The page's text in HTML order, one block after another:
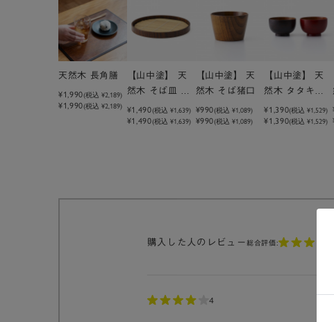
購入した人のレビュー総合評価:
4
天然木 長角膳
¥1,990(税込 ¥2,189)
¥1,990(税込 ¥2,189)
【山中塗】 天
然木 そば皿 マ
ル
¥1,490(税込 ¥1,639)
¥1,490(税込 ¥1,639)
【山中塗】 天
然木 そば猪口
¥990(税込¥1,089)
¥990(税込 ¥1,089)
【山中塗】 天
然木 タタキサ
ビ椀
¥1,390(税込¥1,529)
¥1,390(税込 ¥1,529)